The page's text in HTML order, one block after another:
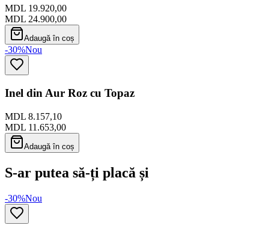
MDL 19.920,00
MDL 24.900,00
Adaugă în coș
-30%Nou
Inel din Aur Roz cu Topaz
MDL 8.157,10
MDL 11.653,00
Adaugă în coș
S-ar putea să-ți placă și
-30%Nou